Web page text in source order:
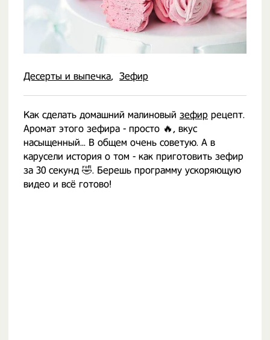
Десерты и выпечка Зефир
Как сделать домашний малиновый зефир рецепт.
Аромат этого зефира - просто 🔥, вкус
насыщенный... В общем очень советую. А в
карусели история о том - как приготовить зефир
за 30 секунд 🤣. Берешь программу ускоряющую
видео и всё готово!